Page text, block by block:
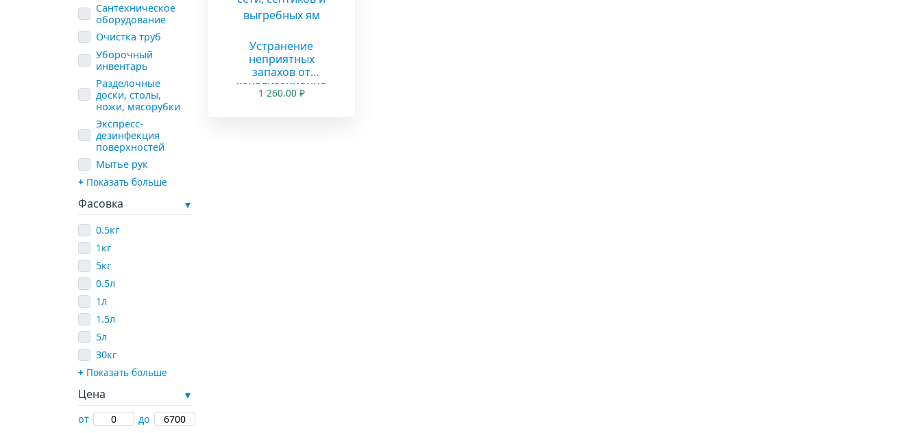
Цена
от до
Сантехническое
оборудование
Очистка труб
Уборочный
инвентарь
Разделочные
доски, столы,
ножи, мясорубки
Экспресс-
дезинфекция
поверхностей
Мытье рук
Показать больше
Фасовка
0.5кг
1кг
5кг
0.5л
1л
1.5л
5л
30кг
Показать больше
Устранение
неприятных
запахов от
канализационно
й сети, септиков
1 260.00 ₽